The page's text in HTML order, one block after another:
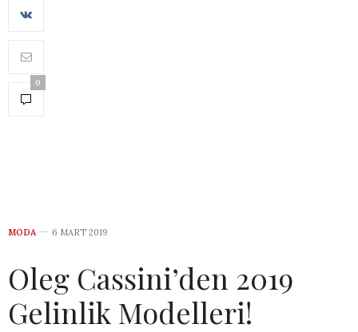
0
MODA 6 MART 2019
Oleg Cassini’den 2019
Gelinlik Modelleri!